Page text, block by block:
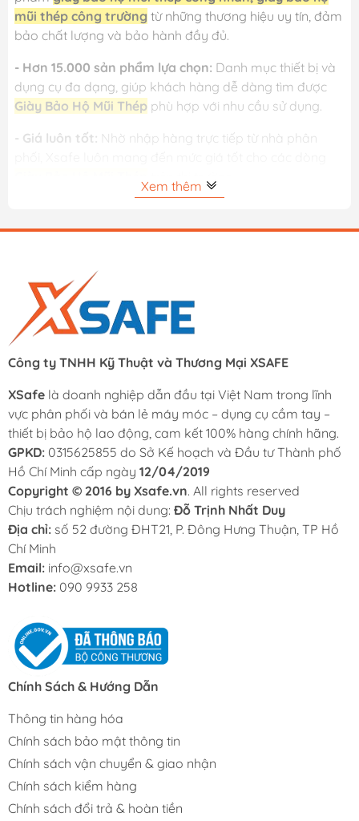
mũi thép công trường từ những thương hiệu uy tín, đảm
bảo chất lượng và bảo hành đầy đủ.
- Hơn 15.000 sản phẩm lựa chọn: Danh mục thiết bị và
dụng cụ đa dạng, giúp khách hàng dễ dàng tìm được
Giày Bảo Hộ Mũi Thép phù hợp với nhu cầu sử dụng.
- Giá luôn tốt: Nhờ nhập hàng trực tiếp từ nhà phân
tâm mua sắm với chính sách đổi trả linh hoạt và hỗ trợ
- Giao hàng nhanh:
TP.HCM và giao hàng toàn quốc.
Xem ngay:
Giày Bảo Hộ
Giày Bảo Hộ Hàn Quốc
Giày Bảo Hộ Úc
Cácđịa chỉ cung cấp giày bảo hộ lao động uy tín ở
TP.HCM!
Tham khảo thêm các mẫugiày bảo hộ của Mỹ
Hướng Dẫn Chọn Size Giày Bảo Hộ& Bảng Quy
Đổi Size Chuẩn
Hướng Dẫn Cách Sử Dụng Và Bảo Quản Giày Bảo
Hộ
Xem thêm
Công ty TNHH Kỹ Thuật và Thương Mại XSAFE
XSafe là doanh nghiệp dẫn đầu tại Việt Nam trong lĩnh
vực phân phối và bán lẻ máy móc – dụng cụ cầm tay –
thiết bị bảo hộ lao động, cam kết 100% hàng chính hãng.
GPKD: 0315625855 do Sở Kế hoạch và Đầu tư Thành phố
Hồ Chí Minh cấp ngày 12/04/2019
Copyright © 2016 by Xsafe.vn. All rights reserved
Chịu trách nghiệm nội dung: Đỗ Trịnh Nhất Duy
Địa chỉ: số 52 đường ĐHT21, P. Đông Hưng Thuận, TP Hồ
Chí Minh
Email: info@xsafe.vn
Hotline: 090 9933 258
Chính Sách & Hướng Dẫn
Thông tin hàng hóa
Chính sách bảo mật thông tin
Chính sách vận chuyển & giao nhận
Chính sách kiểm hàng
Chính sách đổi trả & hoàn tiền